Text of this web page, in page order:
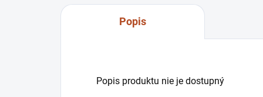
Popis
Popis produktu nie je dostupný